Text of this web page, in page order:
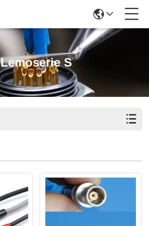
Lemoserie S